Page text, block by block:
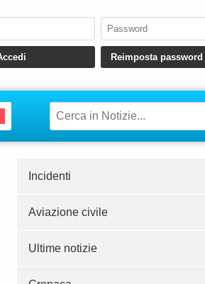
Incidenti
Aviazione civile
Ultime notizie